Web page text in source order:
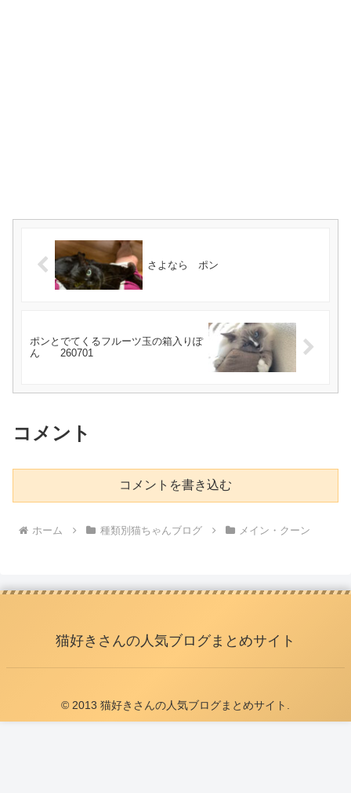
さよなら ポン
ポンとでてくるフルーツ玉の箱入りぽ
ん 260701
コメント
コメントを書き込む
ホーム 種類別猫ちゃんブログ メイン・クーン
猫好きさんの人気ブログまとめサイト
© 2013 猫好きさんの人気ブログまとめサイト.